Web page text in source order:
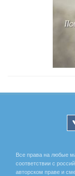
Все права на любые
соответствии с
авторском праве и